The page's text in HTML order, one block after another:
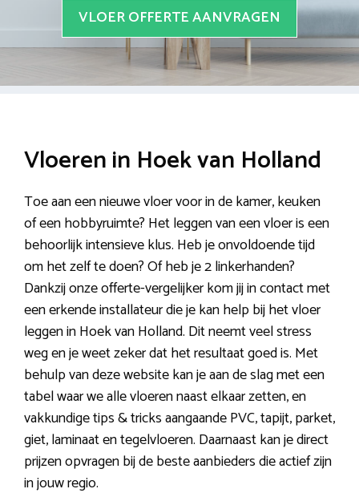
VLOER OFFERTE AANVRAGEN
Vloeren in Hoek van Holland
Toe aan een nieuwe vloer voor in de kamer, keuken
of een hobbyruimte? Het leggen van een vloer is een
behoorlijk intensieve klus. Heb je onvoldoende tijd
om het zelf te doen? Of heb je 2 linkerhanden?
Dankzij onze offerte-vergelijker kom jij in contact met
een erkende installateur die je kan help bij het vloer
leggen in Hoek van Holland. Dit neemt veel stress
weg en je weet zeker dat het resultaat goed is. Met
behulp van deze website kan je aan de slag met een
tabel waar we alle vloeren naast elkaar zetten, en
vakkundige tips & tricks aangaande PVC, tapijt, parket,
giet, laminaat en tegelvloeren. Daarnaast kan je direct
prijzen opvragen bij de beste aanbieders die actief zijn
in jouw regio.